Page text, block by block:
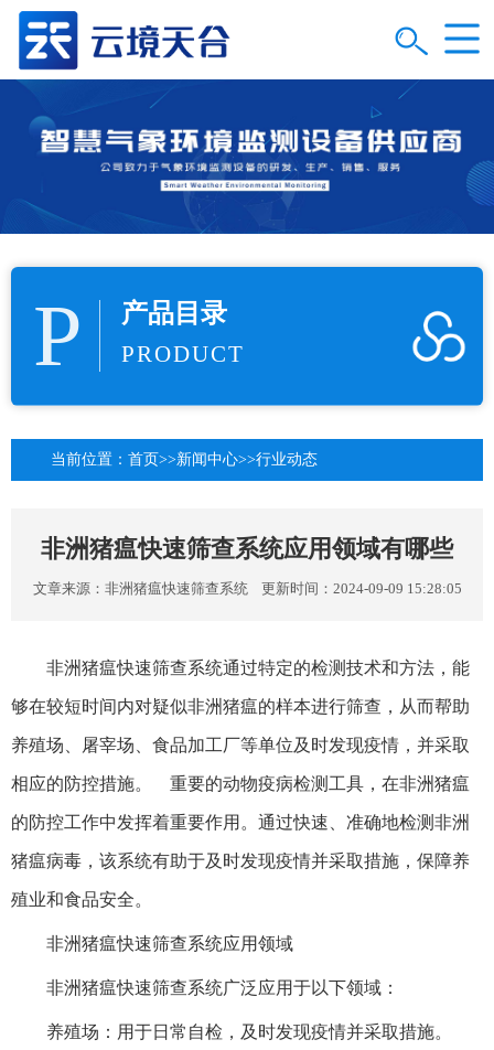
P 产品目录
PRODUCT
当前位置： 首页>>新闻中心>>行业动态
非洲猪瘟快速筛查系统应用领域有哪些
文章来源： 非洲猪瘟快速筛查系统更新时间：2024-09-09 15:28:05
非洲猪瘟快速筛查系统通过特定的检测技术和方法，能
够在较短时间内对疑似非洲猪瘟的样本进行筛查，从而帮助
养殖场、屠宰场、食品加工厂等单位及时发现疫情，并采取
相应的防控措施。 重要的动物疫病检测工具，在非洲猪瘟
的防控工作中发挥着重要作用。通过快速、准确地检测非洲
猪瘟病毒，该系统有助于及时发现疫情并采取措施，保障养
殖业和食品安全。
非洲猪瘟快速筛查系统应用领域
非洲猪瘟快速筛查系统广泛应用于以下领域：
养殖场：用于日常自检，及时发现疫情并采取措施。